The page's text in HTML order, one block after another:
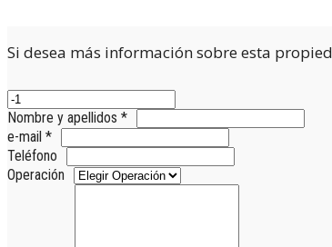
Si desea más información sobre esta
Nombre y apellidos *
e-mail *
Teléfono
Operación